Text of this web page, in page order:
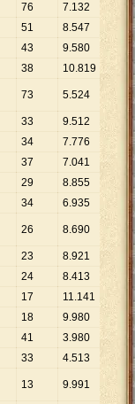
76 7.132
51 8.547
43 9.580
38 10.819
73 5.524
33 9.512
34 7.776
37 7.041
29 8.855
34 6.935
26 8.690
23 8.921
24 8.413
17 11.141
18 9.980
41 3.980
33 4.513
13 9.991